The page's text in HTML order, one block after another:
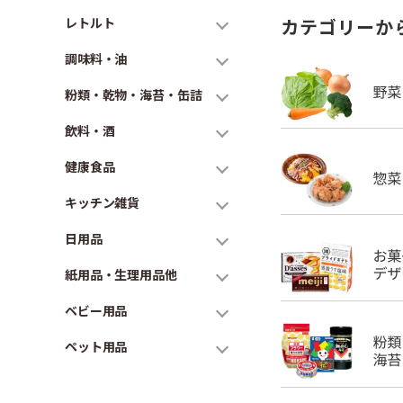
レトルト
調味料・油
粉類・乾物・海苔・缶詰
飲料・酒
健康食品
キッチン雑貨
日用品
紙用品・生理用品他
ベビー用品
ペット用品
カテゴリーか